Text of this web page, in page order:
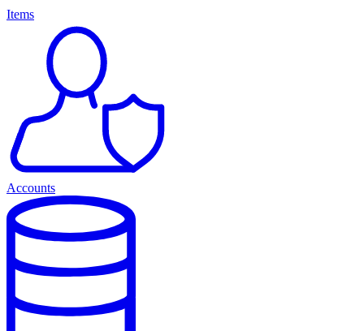
Items
Accounts